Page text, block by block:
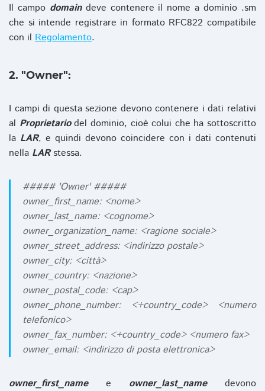
Il campo domaindeve contenere il nome a dominio .sm
che si intende registrare in formato RFC822 compatibile
con il Regolamento.
2. "Owner":
I campi di questa sezione devono contenere i dati relativi
al Proprietariodel dominio, cioè colui che ha sottoscritto
la LAR, e quindi devono coincidere con i dati contenuti
nella LARstessa.
##### 'Owner' #####
owner_first_name: <nome>
owner_last_name: <cognome>
owner_organization_name: <ragione sociale>
owner_street_address: <indirizzo postale>
owner_city: <città>
owner_country: <nazione>
owner_postal_code: <cap>
owner_phone_number: <+country_code> <numero
telefonico>
owner_fax_number: <+country_code> <numero fax>
owner_email: <indirizzo di posta elettronica>
owner_first_namee owner_last_namedevono